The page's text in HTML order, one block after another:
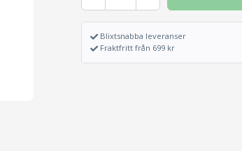
Blixtsnabba leveranser
Fraktfritt från 699 kr